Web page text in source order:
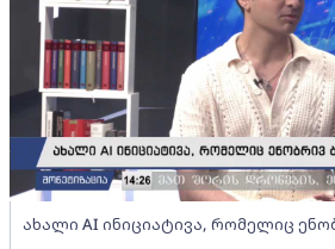
ახალი AI ინიციატივა, რომელიც